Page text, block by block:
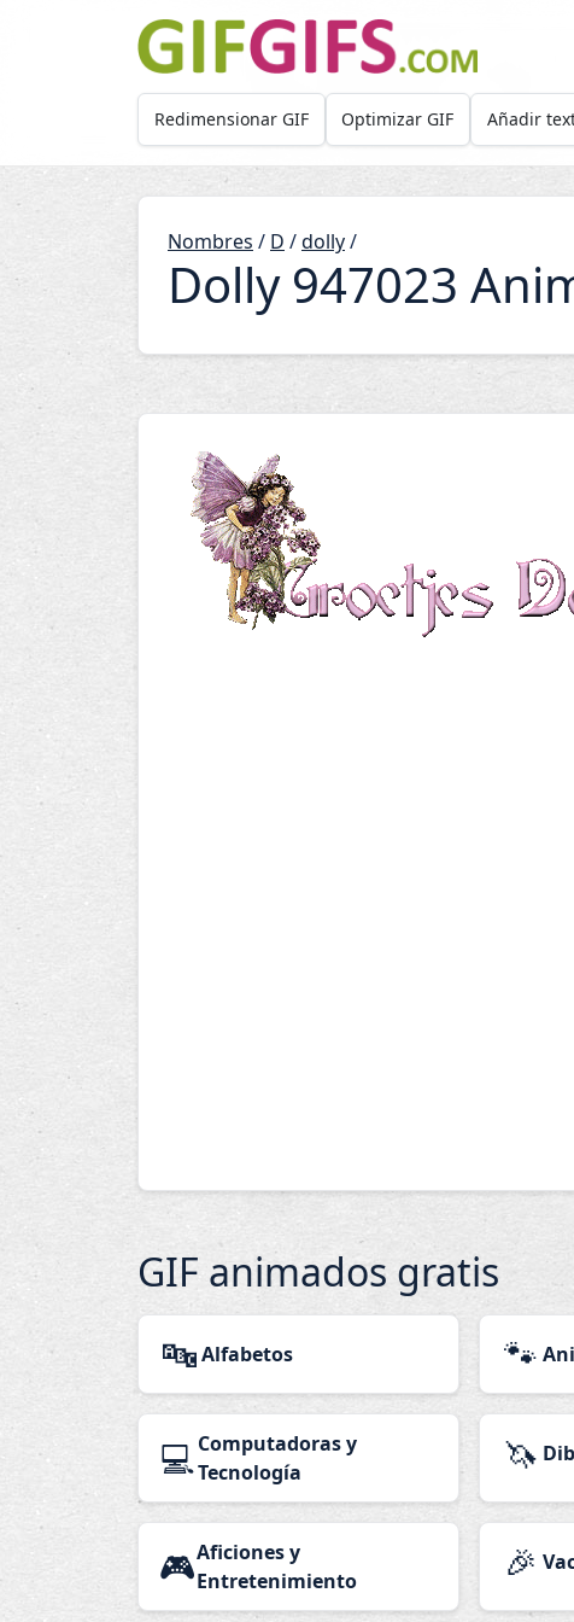
Skip to main content
Redimensionar GIF Optimizar GIF Añadir
Nombres / D /dolly/
Dolly 947023
GIF animados gratis
🔤Alfabetos 🐾
💻 Computadoras y
Tecnología
🦄
🎮Aficiones y
Entretenimiento
🎉